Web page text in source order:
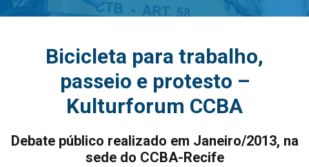
Bicicleta para trabalho,
passeio e protesto –
Kulturforum CCBA
Debate público realizado em Janeiro/2013, na
sede do CCBA-Recife